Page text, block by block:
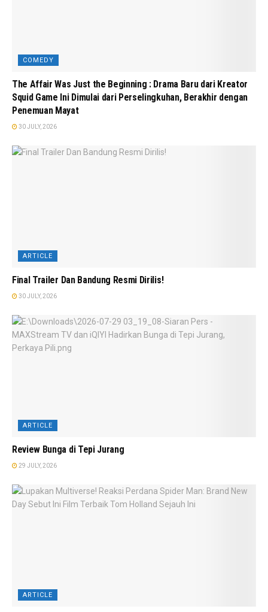
COMEDY
The Affair Was Just the Beginning : Drama Baru dari Kreator
Squid Game Ini Dimulai dari Perselingkuhan, Berakhir dengan
Penemuan Mayat
30 JULY, 2026
ARTICLE
Final Trailer Dan Bandung Resmi Dirilis!
30 JULY, 2026
ARTICLE
Review Bunga di Tepi Jurang
29 JULY, 2026
ARTICLE